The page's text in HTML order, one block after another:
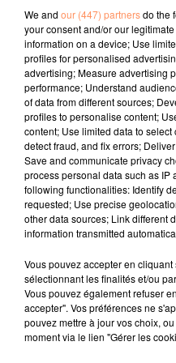
"NCIS". Elle avait été
Livingston, vu dans "Sex
Les deux acteurs
séparer deux ans plus
fil actus
4 juillet 2022
Radio Star Live avec
27 juin 2022
Marseille : une
relation extras et...
27 juin 2022
Le cocholed pour
jusqu'au bout de la
10 mai 2022
Toulon : des quais
We and our (447) partnersdo the
your consent and/or our
information on a device; Use
profiles for personalised
advertising; Measure advertising
performance; Understand
of data from different sources;
profiles to personalise content;
content; Use limited data to
detect fraud, and fix errors;
Save and communicate privacy
process personal data such as IP
following functionalities: Identify
requested; Use precise
other data sources; Link different
information transmitted
Vous pouvez accepter en
sélectionnant les finalités et/ou
Vous pouvez également refuser
accepter". Vos préférences ne
pouvez mettre à jour vos choix,
moment via le lien "Gérer les